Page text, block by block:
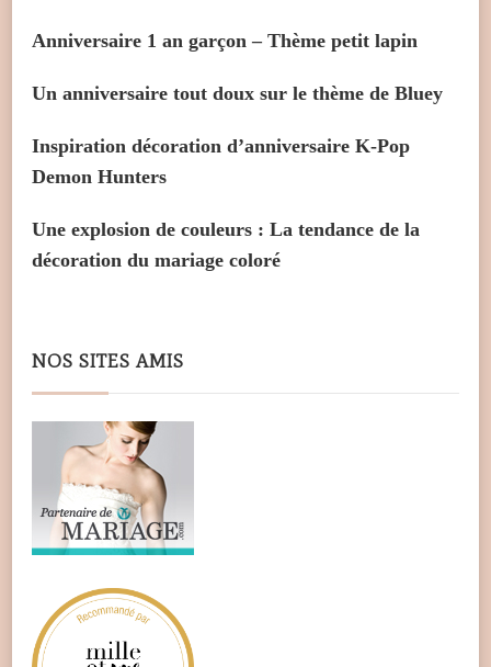
Anniversaire 1 an garçon – Thème petit lapin
Un anniversaire tout doux sur le thème de Bluey
Inspiration décoration d’anniversaire K-Pop
Demon Hunters
Une explosion de couleurs : La tendance de la
décoration du mariage coloré
NOS SITES AMIS